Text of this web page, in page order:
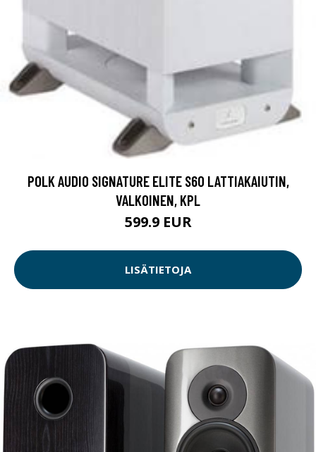
POLK AUDIO SIGNATURE ELITE S60 LATTIAKAIUTIN,
VALKOINEN, KPL
599.9 EUR
LISÄTIETOJA